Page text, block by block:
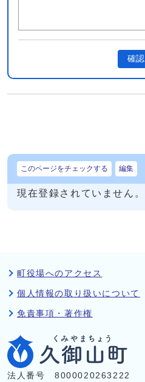
確認
このページをチェックする 編集
現在登録されていません。
町役場へのアクセス
個人情報の取り扱いについて
免責事項・著作権
法人番号 8000020263222